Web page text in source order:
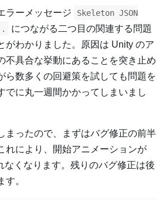
ラーメッセージ
Skeleton JSON
につながる二つ目の関連する問題
がわかりました。原因は Unity のア
不具合な挙動にあることを突き止め
ら数多くの回避策を試しても問題を
でに丸一週間かかってしまいまし
まったので、まずはバグ修正の前半
れにより、開始アニメーションが
なくなります。残りのバグ修正は後
。